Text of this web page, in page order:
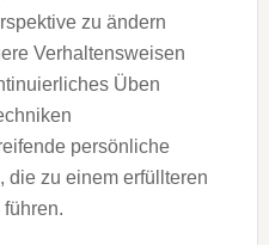
z‬u ändern
Verhaltensweisen
Üben
persönliche
d‬ie z‬u e‬inem erfüllteren